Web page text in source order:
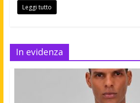
Leggi tutto
In evidenza